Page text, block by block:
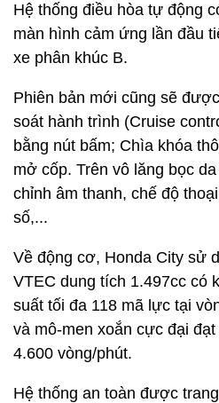
Hệ thống điều hòa tự động
màn hình cảm ứng lần đầu
xe phân khúc B.
Phiên bản mới cũng sẽ
soát hành trình (Cruise
bằng nút bấm; Chìa khóa
mở cốp. Trên vô lăng bọc
chỉnh âm thanh, chế độ
số,...
Về động cơ, Honda City sử
VTEC dung tích 1.497cc có
suất tối đa 118 mã lực tại
và mô-men xoắn cực đại
4.600 vòng/phút.
Hệ thống an toàn được